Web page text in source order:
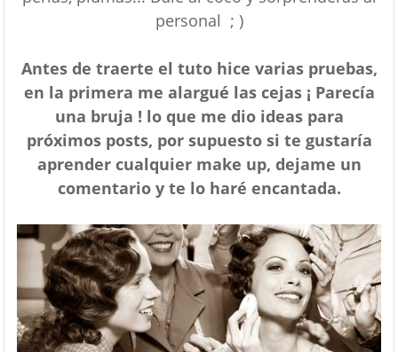
personal ; )
Antes de traerte el tuto hice varias pruebas,
en la primera me alargué las cejas ¡ Parecía
una bruja ! lo que me dio ideas para
próximos posts, por supuesto si te gustaría
aprender cualquier make up, dejame un
comentario y te lo haré encantada.